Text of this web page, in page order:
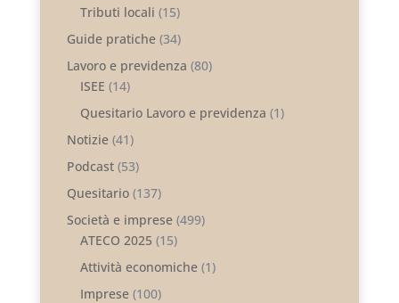
Tributi locali (15)
Guide pratiche(34)
Lavoro e previdenza (80)
ISEE (14)
Quesitario Lavoro e previdenza (1)
Notizie(41)
Podcast(53)
Quesitario(137)
Società e imprese(499)
ATECO 2025 (15)
Attività economiche(1)
Imprese(100)